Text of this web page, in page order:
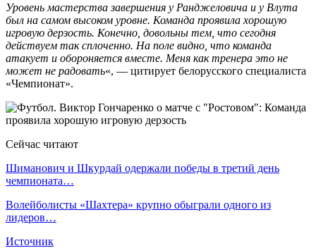
Уровень мастерства завершения у Ранджеловича и у Влута
был на самом высоком уровне. Команда проявила хорошую
игровую дерзость. Конечно, довольны тем, что сегодня
действуем так сплоченно. На поле видно, что команда
атакует и обороняется вместе. Меня как тренера это не
может не радовать«, — цитирует белорусского специалиста
«Чемпионат».
Сейчас читают
Шиманович и Шкурдай одержали победы в третий день
чемпионата…
Волейболисты «Шахтера» крупно обыграли одного из
лидеров…
Источник